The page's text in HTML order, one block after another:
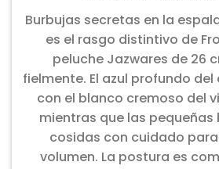
Burbujas secretas en la
es el rasgo distintivo de
peluche Jazwares de 26
fielmente. El azul profundo
con el blanco cremoso del
mientras que las pequeñas
cosidas con cuidado
volumen. La postura es